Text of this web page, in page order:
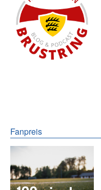
Fanpreis